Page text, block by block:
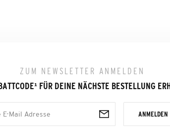
ZUM NEWSLETTER ANMELDEN
¹FÜR DEINE NÄCHSTE BESTELLUNG
ANMELDEN